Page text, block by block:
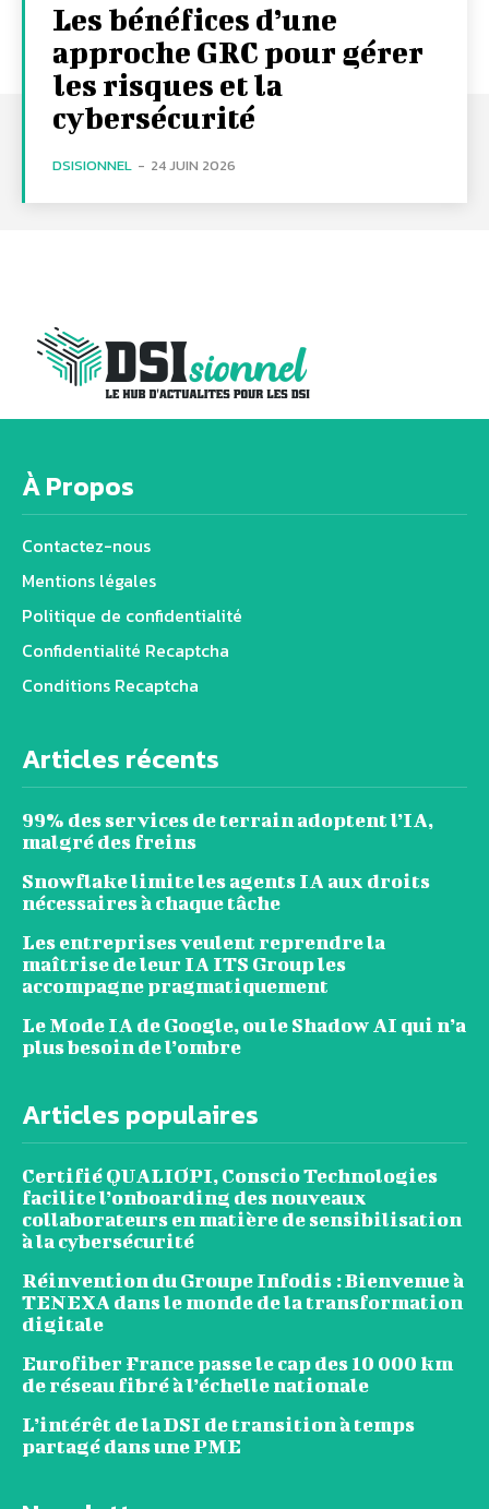
Les bénéfices d’une
approche GRC pour gérer
les risques et la
cybersécurité
DSISIONNEL - 24 JUIN 2026
À Propos
Contactez-nous
Mentions légales
Politique de confidentialité
Confidentialité Recaptcha
Conditions Recaptcha
Articles récents
99% des services de terrain adoptent l’IA,
malgré des freins
Snowflake limite les agents IA aux droits
nécessaires à chaque tâche
Les entreprises veulent reprendre la
maîtrise de leur IA ITS Group les
accompagne pragmatiquement
Le Mode IA de Google, ou le Shadow AI qui n’a
plus besoin de l’ombre
Articles populaires
Certifié QUALIOPI, Conscio Technologies
facilite l’onboarding des nouveaux
collaborateurs en matière de sensibilisation
à la cybersécurité
Réinvention du Groupe Infodis : Bienvenue à
TENEXA dans le monde de la transformation
digitale
Eurofiber France passe le cap des 10 000 km
de réseau fibré à l’échelle nationale
L’intérêt de la DSI de transition à temps
partagé dans une PME